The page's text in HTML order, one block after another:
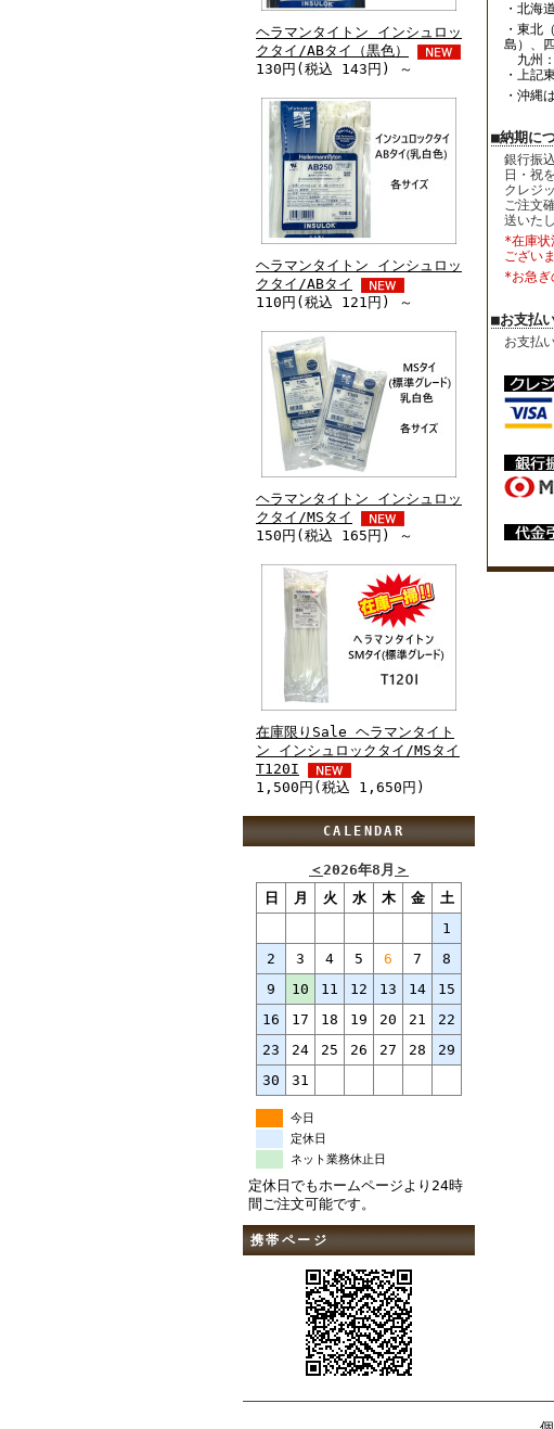
ヘラマンタイトン インシュロッ
クタイ/ABタイ（黒色）
130円(税込 143円) ～
ヘラマンタイトン インシュロッ
クタイ/ABタイ
110円(税込 121円) ～
ヘラマンタイトン インシュロッ
クタイ/MSタイ
150円(税込 165円) ～
在庫限りSale ヘラマンタイト
ン インシュロックタイ/MSタイ
T120I
1,500円(税込 1,650円)
CALENDAR
＜2026年8月 ＞
日
月 火 水 木 金
土
1
2
3 4 5 6 7
8
9
10 11 12 13 14
15
16
17 18 19 20 21
22
23
24 25 26 27 28
29
30
31
今日
定休日
ネット業務休止日
定休日でもホームページより24時
間ご注文可能です。
携帯ページ
・北海
・東北
島）、四
九州：
・上記
・沖縄
■納期に
銀行振
日・祝
クレジ
ご注文
送いた
*在庫状
ございま
*お急ぎ
■お支払
お支払